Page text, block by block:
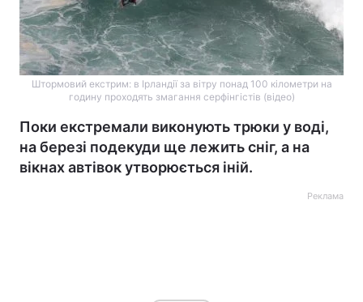
Штормовий екстрим: в Ірландії за вітру понад 100 кілометри на
годину проходять змагання серфінгістів (відео)
Поки екстремали виконують трюки у воді,
на березі подекуди ще лежить сніг, а на
вікнах автівок утворюється іній.
Реклама